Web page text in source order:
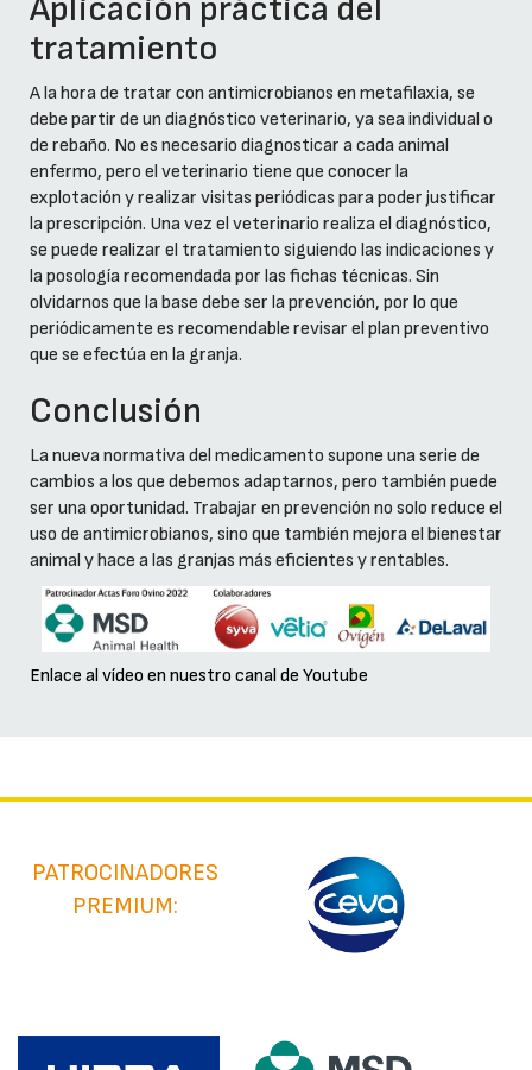
Aplicación práctica del
tratamiento
A la hora de tratar con antimicrobianos en metafilaxia, se
debe partir de un diagnóstico veterinario, ya sea individual o
de rebaño. No es necesario diagnosticar a cada animal
enfermo, pero el veterinario tiene que conocer la
explotación y realizar visitas periódicas para poder justificar
la prescripción. Una vez el veterinario realiza el diagnóstico,
se puede realizar el tratamiento siguiendo las indicaciones y
la posología recomendada por las fichas técnicas. Sin
olvidarnos que la base debe ser la prevención, por lo que
periódicamente es recomendable revisar el plan preventivo
que se efectúa en la granja.
Conclusión
La nueva normativa del medicamento supone una serie de
cambios a los que debemos adaptarnos, pero también puede
ser una oportunidad. Trabajar en prevención no solo reduce el
uso de antimicrobianos, sino que también mejora el bienestar
animal y hace a las granjas más eficientes y rentables.
Enlace al vídeo en nuestro canal de Youtube
PATROCINADORES
PREMIUM: